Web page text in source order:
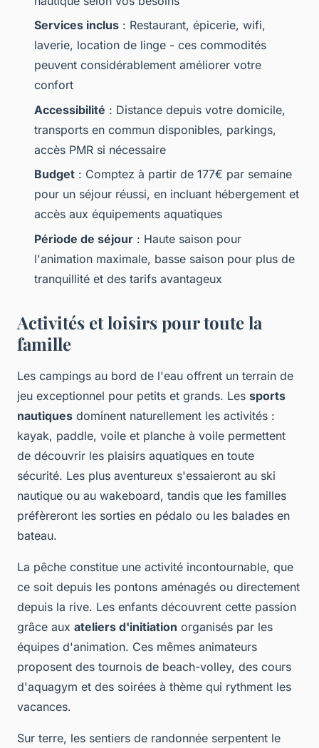
Services inclus : Restaurant, épicerie, wifi,
laverie, location de linge - ces commodités
peuvent considérablement améliorer votre
confort
Accessibilité : Distance depuis votre domicile,
transports en commun disponibles, parkings,
accès PMR si nécessaire
Budget : Comptez à partir de 177€ par semaine
pour un séjour réussi, en incluant hébergement et
accès aux équipements aquatiques
Période de séjour : Haute saison pour
l'animation maximale, basse saison pour plus de
tranquillité et des tarifs avantageux
Activités et loisirs pour toute la
famille
Les campings au bord de l'eau offrent un terrain de
jeu exceptionnel pour petits et grands. Les sports
nautiques dominent naturellement les activités :
kayak, paddle, voile et planche à voile permettent
de découvrir les plaisirs aquatiques en toute
sécurité. Les plus aventureux s'essaieront au ski
nautique ou au wakeboard, tandis que les familles
préfèreront les sorties en pédalo ou les balades en
bateau.
La pêche constitue une activité incontournable, que
ce soit depuis les pontons aménagés ou directement
depuis la rive. Les enfants découvrent cette passion
grâce aux ateliers d'initiation organisés par les
équipes d'animation. Ces mêmes animateurs
proposent des tournois de beach-volley, des cours
d'aquagym et des soirées à thème qui rythment les
vacances.
Sur terre, les sentiers de randonnée serpentent le